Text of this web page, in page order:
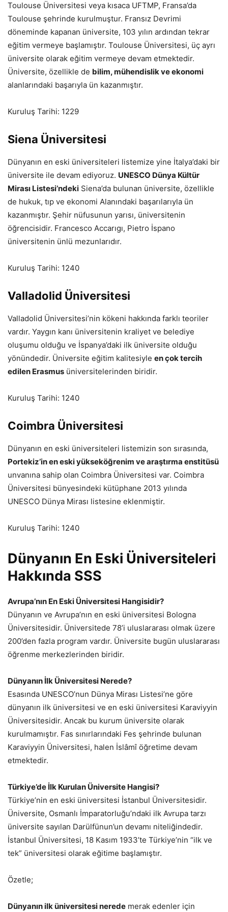
Toulouse Üniversitesi veya kısaca UFTMP, Fransa’da
Toulouse şehrinde kurulmuştur. Fransız Devrimi
döneminde kapanan üniversite, 103 yılın ardından tekrar
eğitim vermeye başlamıştır. Toulouse Üniversitesi, üç ayrı
üniversite olarak eğitim vermeye devam etmektedir.
Üniversite, özellikle de bilim, mühendislik ve ekonomi
alanlarındaki başarıyla ün kazanmıştır.
Kuruluş Tarihi: 1229
Siena Üniversitesi
Dünyanın en eski üniversiteleri listemize yine İtalya’daki bir
üniversite ile devam ediyoruz. UNESCO Dünya Kültür
Mirası Listesi’ndeki Siena’da bulunan üniversite, özellikle
de hukuk, tıp ve ekonomi Alanındaki başarılarıyla ün
kazanmıştır. Şehir nüfusunun yarısı, üniversitenin
öğrencisidir. Francesco Accarıgı, Pietro İspano
üniversitenin ünlü mezunlarıdır.
Kuruluş Tarihi: 1240
Valladolid Üniversitesi
Valladolid Üniversitesi’nin kökeni hakkında farklı teoriler
vardır. Yaygın kanı üniversitenin kraliyet ve belediye
oluşumu olduğu ve İspanya’daki ilk üniversite olduğu
yönündedir. Üniversite eğitim kalitesiyle en çok tercih
edilen Erasmus üniversitelerinden biridir.
Kuruluş Tarihi: 1240
Coimbra Üniversitesi
Dünyanın en eski üniversiteleri listemizin son sırasında,
Portekiz’in en eski yükseköğrenim ve araştırma enstitüsü
unvanına sahip olan Coimbra Üniversitesi var. Coimbra
Üniversitesi bünyesindeki kütüphane 2013 yılında
UNESCO Dünya Mirası listesine eklenmiştir.
Kuruluş Tarihi: 1240
Dünyanın En Eski Üniversiteleri
Hakkında SSS
Avrupa’nın En Eski Üniversitesi Hangisidir?
Dünyanın ve Avrupa’nın en eski üniversitesi Bologna
Üniversitesidir. Üniversitede 78’i uluslararası olmak üzere
200’den fazla program vardır. Üniversite bugün uluslararası
öğrenme merkezlerinden biridir.
Dünyanın İlk Üniversitesi Nerede?
Esasında UNESCO’nun Dünya Mirası Listesi’ne göre
dünyanın ilk üniversitesi ve en eski üniversitesi Karaviyyin
Üniversitesidir. Ancak bu kurum üniversite olarak
kurulmamıştır. Fas sınırlarındaki Fes şehrinde bulunan
Karaviyyin Üniversitesi, halen İslâmî öğretime devam
etmektedir.
Türkiye’de İlk Kurulan Üniversite Hangisi?
Türkiye’nin en eski üniversitesi İstanbul Üniversitesidir.
Üniversite, Osmanlı İmparatorluğu’ndaki ilk Avrupa tarzı
üniversite sayılan Darülfünun’un devamı niteliğindedir.
İstanbul Üniversitesi, 18 Kasım 1933’te Türkiye’nin “ilk ve
tek” üniversitesi olarak eğitime başlamıştır.
Özetle;
Dünyanın ilk üniversitesi nerede merak edenler için